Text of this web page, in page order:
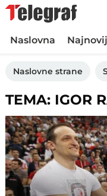
Naslovna
Naslovne strane
TEMA: IGOR